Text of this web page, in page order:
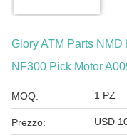
Glory ATM Parts
NF300 Pick Motor
MOQ: 1 PZ
Prezzo: USD